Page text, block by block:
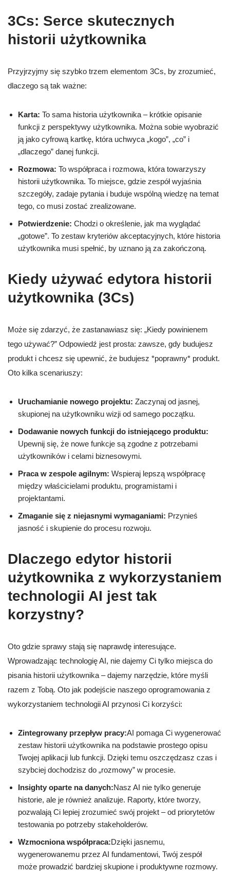
3Cs: Serce skutecznych
historii użytkownika
Przyjrzyjmy się szybko trzem elementom 3Cs, by zrozumieć,
dlaczego są tak ważne:
Karta: To sama historia użytkownika – krótkie opisanie
funkcji z perspektywy użytkownika. Można sobie wyobrazić
ją jako cyfrową kartkę, która uchwyca „kogo”, „co” i
„dlaczego” danej funkcji.
Rozmowa: To współpraca i rozmowa, która towarzyszy
historii użytkownika. To miejsce, gdzie zespół wyjaśnia
szczegóły, zadaje pytania i buduje wspólną wiedzę na temat
tego, co musi zostać zrealizowane.
Potwierdzenie: Chodzi o określenie, jak ma wyglądać
„gotowe”. To zestaw kryteriów akceptacyjnych, które historia
użytkownika musi spełnić, by uznano ją za zakończoną.
Kiedy używać edytora historii
użytkownika (3Cs)
Może się zdarzyć, że zastanawiasz się: „Kiedy powinienem
tego używać?” Odpowiedź jest prosta: zawsze, gdy budujesz
produkt i chcesz się upewnić, że budujesz *poprawny* produkt.
Oto kilka scenariuszy:
Uruchamianie nowego projektu: Zaczynaj od jasnej,
skupionej na użytkowniku wizji od samego początku.
Dodawanie nowych funkcji do istniejącego produktu:
Upewnij się, że nowe funkcje są zgodne z potrzebami
użytkowników i celami biznesowymi.
Praca w zespole agilnym: Wspieraj lepszą współpracę
między właścicielami produktu, programistami i
projektantami.
Zmaganie się z niejasnymi wymaganiami: Przynieś
jasność i skupienie do procesu rozwoju.
Dlaczego edytor historii
użytkownika z wykorzystaniem
technologii AI jest tak
korzystny?
Oto gdzie sprawy stają się naprawdę interesujące.
Wprowadzając technologię AI, nie dajemy Ci tylko miejsca do
pisania historii użytkownika – dajemy narzędzie, które myśli
razem z Tobą. Oto jak podejście naszego oprogramowania z
wykorzystaniem technologii AI przynosi Ci korzyści:
Zintegrowany przepływ pracy:AI pomaga Ci wygenerować
zestaw historii użytkownika na podstawie prostego opisu
Twojej aplikacji lub funkcji. Dzięki temu oszczędzasz czas i
szybciej dochodzisz do „rozmowy” w procesie.
Insighty oparte na danych:Nasz AI nie tylko generuje
historie, ale je również analizuje. Raporty, które tworzy,
pozwalają Ci lepiej zrozumieć swój projekt – od priorytetów
testowania po potrzeby stakeholderów.
Wzmocniona współpraca:Dzięki jasnemu,
wygenerowanemu przez AI fundamentowi, Twój zespół
może prowadzić bardziej skupione i produktywne rozmowy.